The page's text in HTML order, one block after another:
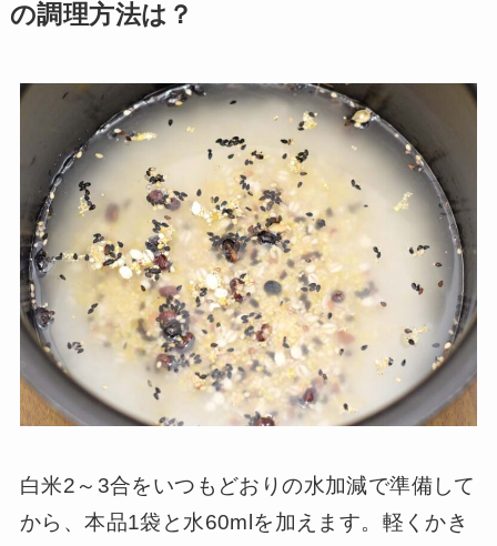
の調理方法は？
白米2～3合をいつもどおりの水加減で準備して
から、本品1袋と水60mlを加えます。軽くかき